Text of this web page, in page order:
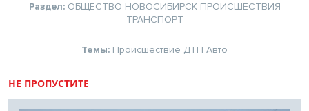
Раздел: ОБЩЕСТВО НОВОСИБИРСК ПРОИСШЕСТВИЯ
ТРАНСПОРТ
Темы: Происшествие ДТП Авто
НЕ ПРОПУСТИТЕ